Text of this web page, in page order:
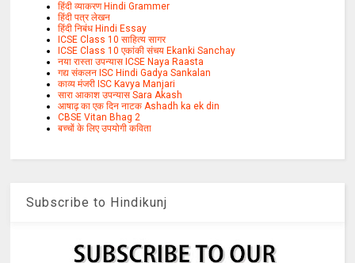
हिंदी व्याकरण Hindi Grammer
हिंदी पत्र लेखन
हिंदी निबंध Hindi Essay
ICSE Class 10 साहित्य सागर
ICSE Class 10 एकांकी संचय Ekanki Sanchay
नया रास्ता उपन्यास ICSE Naya Raasta
गद्य संकलन ISC Hindi Gadya Sankalan
काव्य मंजरी ISC Kavya Manjari
सारा आकाश उपन्यास Sara Akash
आषाढ़ का एक दिन नाटक Ashadh ka ek din
CBSE Vitan Bhag 2
बच्चों के लिए उपयोगी कविता
Subscribe to Hindikunj